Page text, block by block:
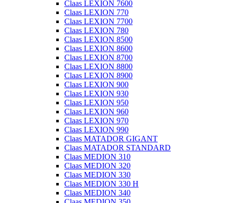
Claas LEXION 7600
Claas LEXION 770
Claas LEXION 7700
Claas LEXION 780
Claas LEXION 8500
Claas LEXION 8600
Claas LEXION 8700
Claas LEXION 8800
Claas LEXION 8900
Claas LEXION 900
Claas LEXION 930
Claas LEXION 950
Claas LEXION 960
Claas LEXION 970
Claas LEXION 990
Claas MATADOR GIGANT
Claas MATADOR STANDARD
Claas MEDION 310
Claas MEDION 320
Claas MEDION 330
Claas MEDION 330 H
Claas MEDION 340